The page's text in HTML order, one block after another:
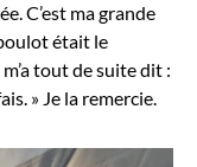
C’est ma grande
était le
tout de suite dit :
» Je la remercie.